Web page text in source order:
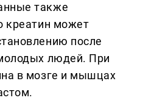
также
креатин может
после
людей. При
в мозге и мышцах